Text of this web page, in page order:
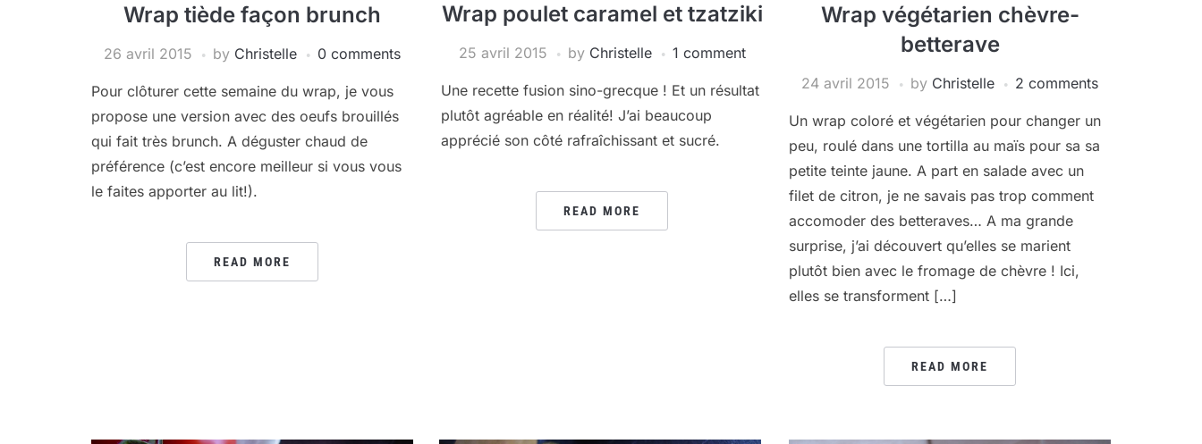
Wrap tiède façon brunch
26 avril 2015 by Christelle 0 comments
Pour clôturer cette semaine du wrap, je vous
propose une version avec des oeufs brouillés
qui fait très brunch. A déguster chaud de
préférence (c’est encore meilleur si vous vous
le faites apporter au lit!).
READ MORE
Wrap poulet caramel et tzatziki
25 avril 2015 by Christelle 1 comment
Une recette fusion sino-grecque ! Et un résultat
plutôt agréable en réalité! J’ai beaucoup
apprécié son côté rafraîchissant et sucré.
READ MORE
Wrap végétarien chèvre-
betterave
24 avril 2015 by Christelle 2 comments
Un wrap coloré et végétarien pour changer un
peu, roulé dans une tortilla au maïs pour sa sa
petite teinte jaune. A part en salade avec un
filet de citron, je ne savais pas trop comment
accomoder des betteraves… A ma grande
surprise, j’ai découvert qu’elles se marient
plutôt bien avec le fromage de chèvre ! Ici,
elles se transforment […]
READ MORE